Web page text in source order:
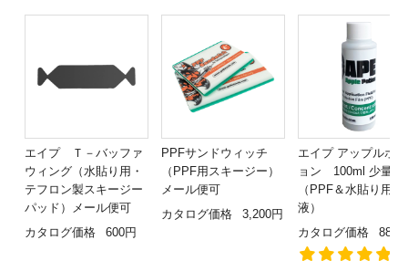
エイプ Ｔ－バッファ
ウィング（水貼り用・
テフロン製スキージー
パッド）メール便可
カタログ価格
600円
PPFサンドウィッチ
（PPF用スキージー）
メール便可
カタログ価格
3,200円
エイプ アップルポ
ョン 100ml 少量版
（PPF＆水貼り用施
液）
カタログ価格
880